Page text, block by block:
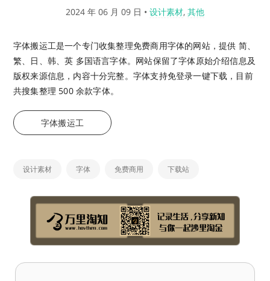
2024 年 06 月 09 日 • 设计素材, 其他
字体搬运工是一个专门收集整理免费商用字体的网站，提供 简、
繁、日、韩、英 多国语言字体。网站保留了字体原始介绍信息及
版权来源信息，内容十分完整。字体支持免登录一键下载，目前
共搜集整理 500 余款字体。
字体搬运工
设计素材 字体 免费商用 下载站